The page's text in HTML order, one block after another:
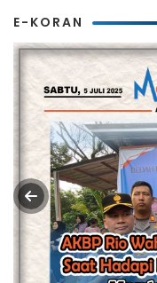
E-KORAN